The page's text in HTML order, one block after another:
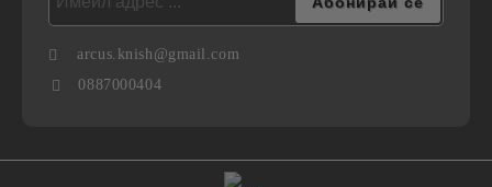
arcus.knish@gmail.com
0887000404